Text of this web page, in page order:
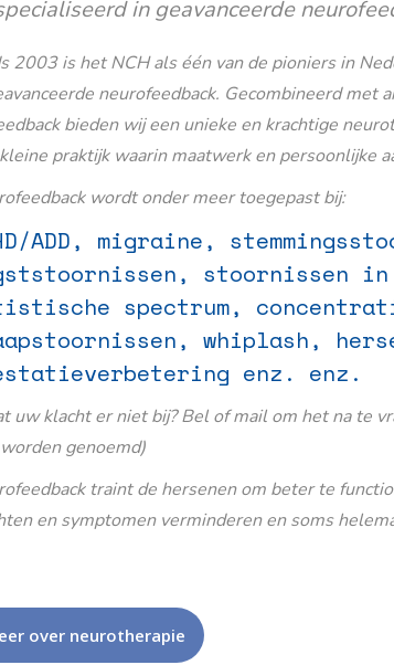
in geavanceerde
2003 is het NCH als één van de pioniers in
neurofeedback. Gecombineerd met
bieden wij een unieke en krachtige
praktijk waarin maatwerk en persoonlijke
wordt onder meer toegepast bij:
ADD, migraine,
stoornissen
spectrum,
whiplash,
enz. enz.
uw klacht er niet bij? Bel of mail om het na te
genoemd)
traint de hersenen om beter te
en symptomen verminderen en soms
over neurotherapie